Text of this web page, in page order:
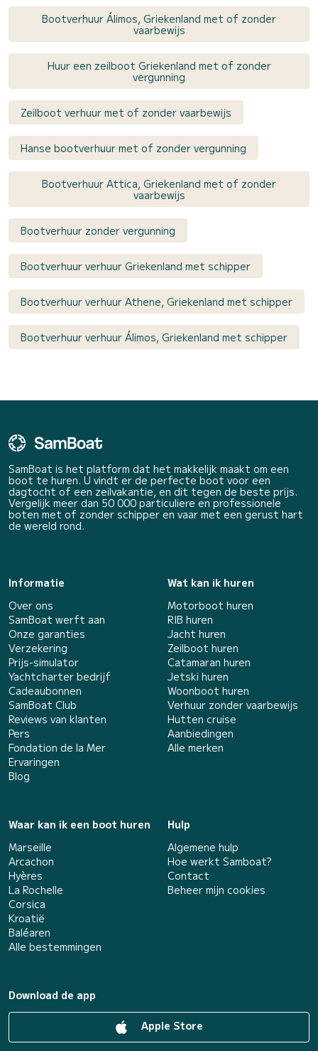
Bootverhuur Álimos, Griekenland met of zonder
vaarbewijs
Huur een zeilboot Griekenland met of zonder
vergunning
Zeilboot verhuur met of zonder vaarbewijs
Hanse bootverhuur met of zonder vergunning
Bootverhuur Attica, Griekenland met of zonder
vaarbewijs
Bootverhuur zonder vergunning
Bootverhuur verhuur Griekenland met schipper
Bootverhuur verhuur Athene, Griekenland met schipper
Bootverhuur verhuur Álimos, Griekenland met schipper
SamBoat is het platform dat het makkelijk maakt om een
boot te huren. U vindt er de perfecte boot voor een
dagtocht of een zeilvakantie, en dit tegen de beste prijs.
Vergelijk meer dan 50 000 particuliere en professionele
boten met of zonder schipper en vaar met een gerust hart
de wereld rond.
Informatie
Over ons
SamBoat werft aan
Onze garanties
Verzekering
Prijs-simulator
Yachtcharter bedrijf
Cadeaubonnen
SamBoat Club
Reviews van klanten
Pers
Fondation de la Mer
Ervaringen
Blog
Wat kan ik huren
Motorboot huren
RIB huren
Jacht huren
Zeilboot huren
Catamaran huren
Jetski huren
Woonboot huren
Verhuur zonder vaarbewijs
Hutten cruise
Aanbiedingen
Alle merken
Waar kan ik een boot huren
Marseille
Arcachon
Hyères
La Rochelle
Corsica
Kroatië
Baléaren
Alle bestemmingen
Hulp
Algemene hulp
Hoe werkt Samboat?
Contact
Beheer mijn cookies
Download de app
Apple Store